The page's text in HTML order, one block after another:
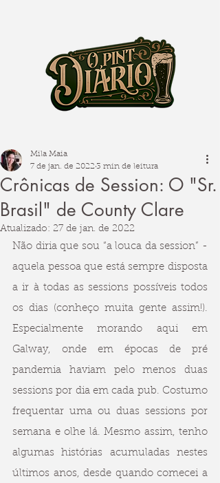
Crônicas de Session: O "Sr.
Brasil" de County Clare
Mila Maia
7 de jan. de 2022 3 min de leitura
Atualizado: 27 de jan. de 2022
Não diria que sou “a louca da session” -
aquela pessoa que está sempre disposta
a ir à todas as sessions possíveis todos
os dias (conheço muita gente assim!).
Especialmente morando aqui em
Galway, onde em épocas de pré
pandemia haviam pelo menos duas
sessions por dia em cada pub. Costumo
frequentar uma ou duas sessions por
semana e olhe lá. Mesmo assim, tenho
algumas histórias acumuladas nestes
últimos anos, desde quando comecei a